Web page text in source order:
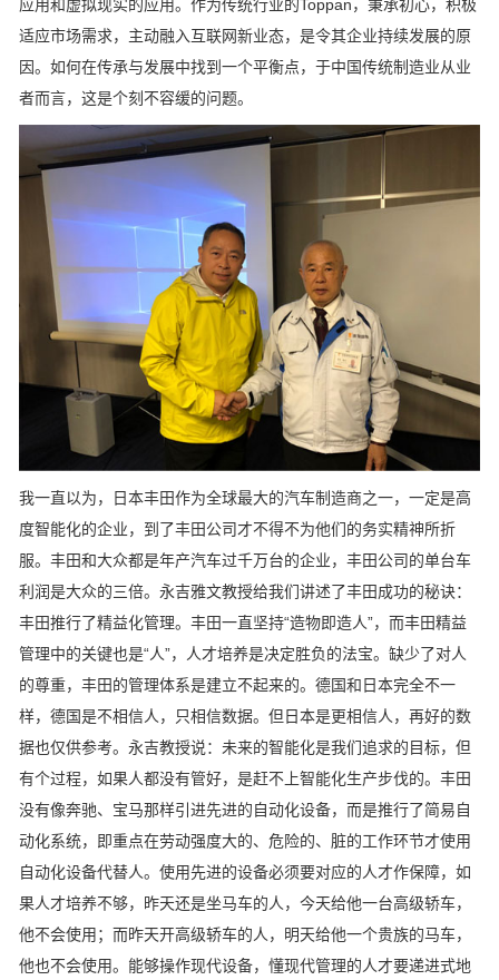
应用和虚拟现实的应用。作为传统行业的Toppan，秉承初心，积极
适应市场需求，主动融入互联网新业态，是令其企业持续发展的原
因。如何在传承与发展中找到一个平衡点，于中国传统制造业从业
者而言，这是个刻不容缓的问题。
我一直以为，日本丰田作为全球最大的汽车制造商之一，一定是高
度智能化的企业，到了丰田公司才不得不为他们的务实精神所折
服。丰田和大众都是年产汽车过千万台的企业，丰田公司的单台车
利润是大众的三倍。永吉雅文教授给我们讲述了丰田成功的秘诀：
丰田推行了精益化管理。丰田一直坚持“造物即造人”，而丰田精益
管理中的关键也是“人”，人才培养是决定胜负的法宝。缺少了对人
的尊重，丰田的管理体系是建立不起来的。德国和日本完全不一
样，德国是不相信人，只相信数据。但日本是更相信人，再好的数
据也仅供参考。永吉教授说：未来的智能化是我们追求的目标，但
有个过程，如果人都没有管好，是赶不上智能化生产步伐的。丰田
没有像奔驰、宝马那样引进先进的自动化设备，而是推行了简易自
动化系统，即重点在劳动强度大的、危险的、脏的工作环节才使用
自动化设备代替人。使用先进的设备必须要对应的人才作保障，如
果人才培养不够，昨天还是坐马车的人，今天给他一台高级轿车，
他不会使用；而昨天开高级轿车的人，明天给他一个贵族的马车，
他也不会使用。能够操作现代设备，懂现代管理的人才要递进式地